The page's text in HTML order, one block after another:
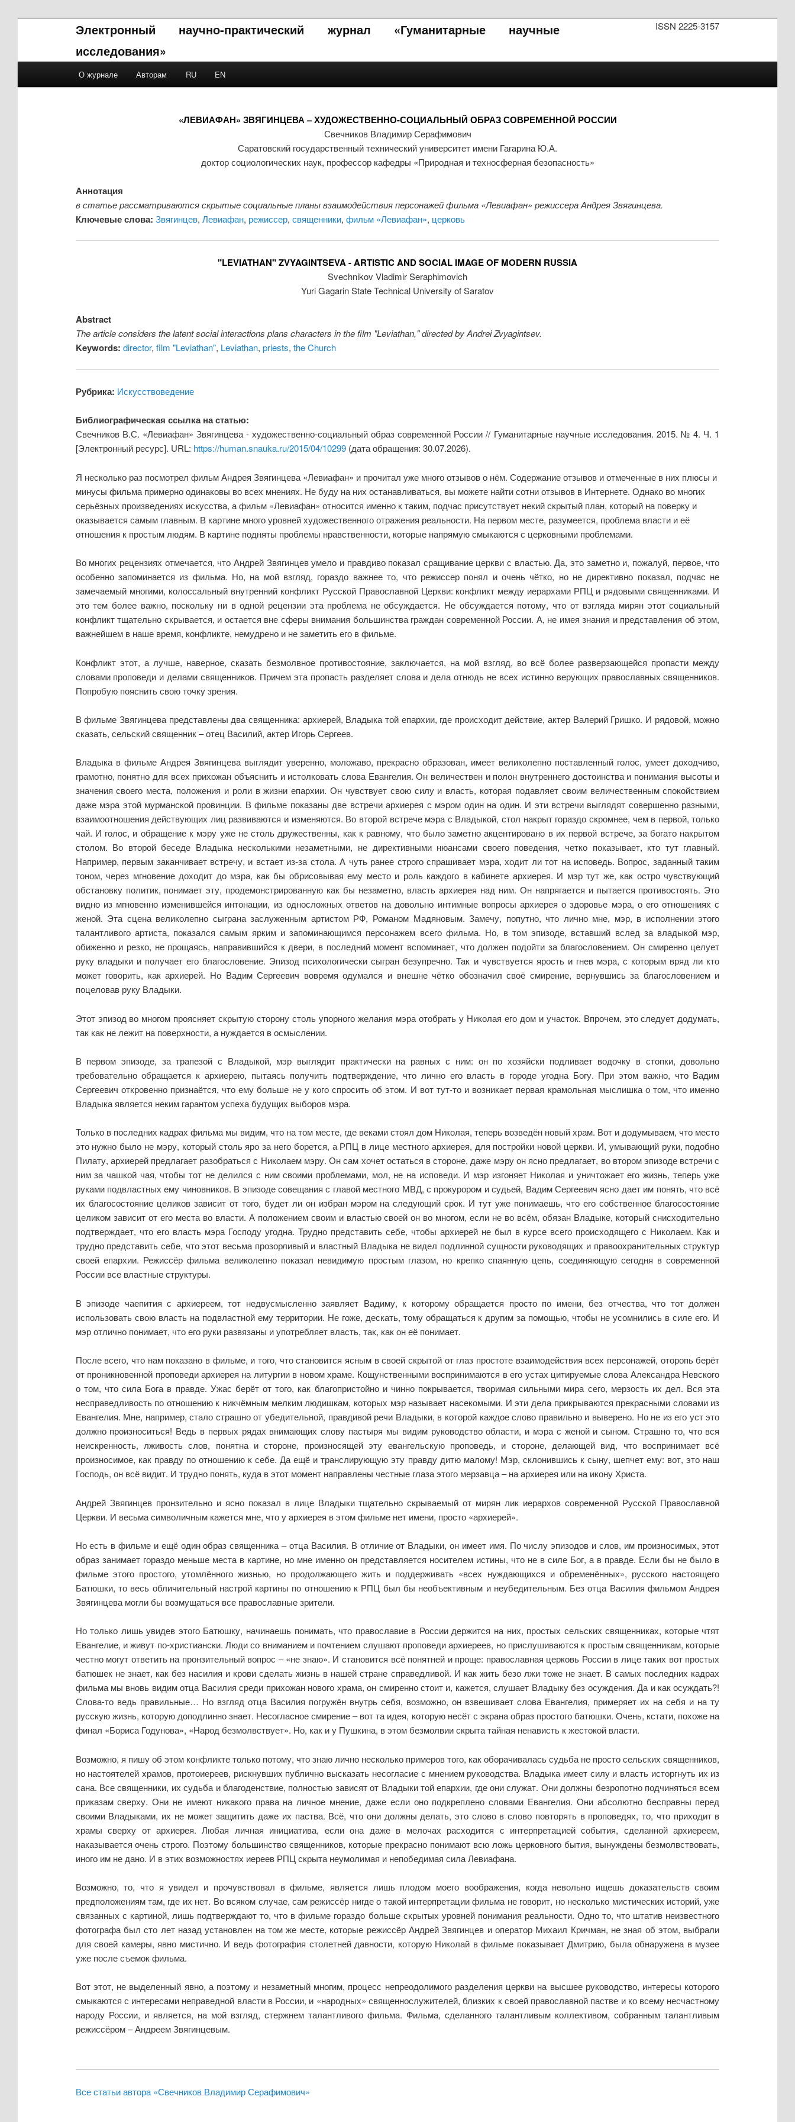
ISSN 2225-3157
Электронный научно-практический журнал «Гуманитарные научные
исследования»
Skip to primary content
Skip to secondary content
О журнале Авторам RU EN
«ЛЕВИАФАН» ЗВЯГИНЦЕВА – ХУДОЖЕСТВЕННО-СОЦИАЛЬНЫЙ ОБРАЗ СОВРЕМЕННОЙ РОССИИ
Свечников Владимир Серафимович
Саратовский государственный технический университет имени Гагарина Ю.А.
доктор социологических наук, профессор кафедры «Природная и техносферная безопасность»
Аннотация
в статье рассматриваются скрытые социальные планы взаимодействия персонажей фильма «Левиафан» режиссера Андрея Звягинцева.
Ключевые слова: Звягинцев, Левиафан, режиссер, священники, фильм «Левиафан», церковь
"LEVIATHAN" ZVYAGINTSEVA - ARTISTIC AND SOCIAL IMAGE OF MODERN RUSSIA
Svechnikov Vladimir Seraphimovich
Yuri Gagarin State Technical University of Saratov
Abstract
The article considers the latent social interactions plans characters in the film "Leviathan," directed by Andrei Zvyagintsev.
Keywords: director, film "Leviathan", Leviathan, priests, the Church
Рубрика: Искусствоведение
Библиографическая ссылка на статью:
Свечников В.С. «Левиафан» Звягинцева - художественно-социальный образ современной России // Гуманитарные научные исследования. 2015. № 4. Ч. 1
[Электронный ресурс]. URL: https://human.snauka.ru/2015/04/10299(дата обращения: 30.07.2026).
Я несколько раз посмотрел фильм Андрея Звягинцева «Левиафан» и прочитал уже много отзывов о нём. Содержание отзывов и отмеченные в них плюсы и
минусы фильма примерно одинаковы во всех мнениях. Не буду на них останавливаться, вы можете найти сотни отзывов в Интернете. Однако во многих
серьёзных произведениях искусства, а фильм «Левиафан» относится именно к таким, подчас присутствует некий скрытый план, который на поверку и
оказывается самым главным. В картине много уровней художественного отражения реальности. На первом месте, разумеется, проблема власти и её
отношения к простым людям. В картине подняты проблемы нравственности, которые напрямую смыкаются с церковными проблемами.
Во многих рецензиях отмечается, что Андрей Звягинцев умело и правдиво показал сращивание церкви с властью. Да, это заметно и, пожалуй, первое, что
особенно запоминается из фильма. Но, на мой взгляд, гораздо важнее то, что режиссер понял и очень чётко, но не директивно показал, подчас не
замечаемый многими, колоссальный внутренний конфликт Русской Православной Церкви: конфликт между иерархами РПЦ и рядовыми священниками. И
это тем более важно, поскольку ни в одной рецензии эта проблема не обсуждается. Не обсуждается потому, что от взгляда мирян этот социальный
конфликт тщательно скрывается, и остается вне сферы внимания большинства граждан современной России. А, не имея знания и представления об этом,
важнейшем в наше время, конфликте, немудрено и не заметить его в фильме.
Конфликт этот, а лучше, наверное, сказать безмолвное противостояние, заключается, на мой взгляд, во всё более разверзающейся пропасти между
словами проповеди и делами священников. Причем эта пропасть разделяет слова и дела отнюдь не всех истинно верующих православных священников.
Попробую пояснить свою точку зрения.
В фильме Звягинцева представлены два священника: архиерей, Владыка той епархии, где происходит действие, актер Валерий Гришко. И рядовой, можно
сказать, сельский священник – отец Василий, актер Игорь Сергеев.
Владыка в фильме Андрея Звягинцева выглядит уверенно, моложаво, прекрасно образован, имеет великолепно поставленный голос, умеет доходчиво,
грамотно, понятно для всех прихожан объяснить и истолковать слова Евангелия. Он величествен и полон внутреннего достоинства и понимания высоты и
значения своего места, положения и роли в жизни епархии. Он чувствует свою силу и власть, которая подавляет своим величественным спокойствием
даже мэра этой мурманской провинции. В фильме показаны две встречи архиерея с мэром один на один. И эти встречи выглядят совершенно разными,
взаимоотношения действующих лиц развиваются и изменяются. Во второй встрече мэра с Владыкой, стол накрыт гораздо скромнее, чем в первой, только
чай. И голос, и обращение к мэру уже не столь дружественны, как к равному, что было заметно акцентировано в их первой встрече, за богато накрытом
столом. Во второй беседе Владыка несколькими незаметными, не директивными нюансами своего поведения, четко показывает, кто тут главный.
Например, первым заканчивает встречу, и встает из-за стола. А чуть ранее строго спрашивает мэра, ходит ли тот на исповедь. Вопрос, заданный таким
тоном, через мгновение доходит до мэра, как бы обрисовывая ему место и роль каждого в кабинете архиерея. И мэр тут же, как остро чувствующий
обстановку политик, понимает эту, продемонстрированную как бы незаметно, власть архиерея над ним. Он напрягается и пытается противостоять. Это
видно из мгновенно изменившейся интонации, из односложных ответов на довольно интимные вопросы архиерея о здоровье мэра, о его отношениях с
женой. Эта сцена великолепно сыграна заслуженным артистом РФ, Романом Мадяновым. Замечу, попутно, что лично мне, мэр, в исполнении этого
талантливого артиста, показался самым ярким и запоминающимся персонажем всего фильма. Но, в том эпизоде, вставший вслед за владыкой мэр,
обиженно и резко, не прощаясь, направившийся к двери, в последний момент вспоминает, что должен подойти за благословением. Он смиренно целует
руку владыки и получает его благословение. Эпизод психологически сыгран безупречно. Так и чувствуется ярость и гнев мэра, с которым вряд ли кто
может говорить, как архиерей. Но Вадим Сергеевич вовремя одумался и внешне чётко обозначил своё смирение, вернувшись за благословением и
поцеловав руку Владыки.
Этот эпизод во многом проясняет скрытую сторону столь упорного желания мэра отобрать у Николая его дом и участок. Впрочем, это следует додумать,
так как не лежит на поверхности, а нуждается в осмыслении.
В первом эпизоде, за трапезой с Владыкой, мэр выглядит практически на равных с ним: он по хозяйски подливает водочку в стопки, довольно
требовательно обращается к архиерею, пытаясь получить подтверждение, что лично его власть в городе угодна Богу. При этом важно, что Вадим
Сергеевич откровенно признаётся, что ему больше не у кого спросить об этом. И вот тут-то и возникает первая крамольная мыслишка о том, что именно
Владыка является неким гарантом успеха будущих выборов мэра.
Только в последних кадрах фильма мы видим, что на том месте, где веками стоял дом Николая, теперь возведён новый храм. Вот и додумываем, что место
это нужно было не мэру, который столь яро за него борется, а РПЦ в лице местного архиерея, для постройки новой церкви. И, умывающий руки, подобно
Пилату, архиерей предлагает разобраться с Николаем мэру. Он сам хочет остаться в стороне, даже мэру он ясно предлагает, во втором эпизоде встречи с
ним за чашкой чая, чтобы тот не делился с ним своими проблемами, мол, не на исповеди. И мэр изгоняет Николая и уничтожает его жизнь, теперь уже
руками подвластных ему чиновников. В эпизоде совещания с главой местного МВД, с прокурором и судьей, Вадим Сергеевич ясно дает им понять, что всё
их благосостояние целиков зависит от того, будет ли он избран мэром на следующий срок. И тут уже понимаешь, что его собственное благосостояние
целиком зависит от его места во власти. А положением своим и властью своей он во многом, если не во всём, обязан Владыке, который снисходительно
подтверждает, что его власть мэра Господу угодна. Трудно представить себе, чтобы архиерей не был в курсе всего происходящего с Николаем. Как и
трудно представить себе, что этот весьма прозорливый и властный Владыка не видел подлинной сущности руководящих и правоохранительных структур
своей епархии. Режиссёр фильма великолепно показал невидимую простым глазом, но крепко спаянную цепь, соединяющую сегодня в современной
России все властные структуры.
В эпизоде чаепития с архиереем, тот недвусмысленно заявляет Вадиму, к которому обращается просто по имени, без отчества, что тот должен
использовать свою власть на подвластной ему территории. Не гоже, дескать, тому обращаться к другим за помощью, чтобы не усомнились в силе его. И
мэр отлично понимает, что его руки развязаны и употребляет власть, так, как он её понимает.
После всего, что нам показано в фильме, и того, что становится ясным в своей скрытой от глаз простоте взаимодействия всех персонажей, оторопь берёт
от проникновенной проповеди архиерея на литургии в новом храме. Кощунственными воспринимаются в его устах цитируемые слова Александра Невского
о том, что сила Бога в правде. Ужас берёт от того, как благопристойно и чинно покрывается, творимая сильными мира сего, мерзость их дел. Вся эта
несправедливость по отношению к никчёмным мелким людишкам, которых мэр называет насекомыми. И эти дела прикрываются прекрасными словами из
Евангелия. Мне, например, стало страшно от убедительной, правдивой речи Владыки, в которой каждое слово правильно и выверено. Но не из его уст это
должно произноситься! Ведь в первых рядах внимающих слову пастыря мы видим руководство области, и мэра с женой и сыном. Страшно то, что вся
неискренность, лживость слов, понятна и стороне, произносящей эту евангельскую проповедь, и стороне, делающей вид, что воспринимает всё
произносимое, как правду по отношению к себе. Да ещё и транслирующую эту правду дитю малому! Мэр, склонившись к сыну, шепчет ему: вот, это наш
Господь, он всё видит. И трудно понять, куда в этот момент направлены честные глаза этого мерзавца – на архиерея или на икону Христа.
Андрей Звягинцев пронзительно и ясно показал в лице Владыки тщательно скрываемый от мирян лик иерархов современной Русской Православной
Церкви. И весьма символичным кажется мне, что у архиерея в этом фильме нет имени, просто «архиерей».
Но есть в фильме и ещё один образ священника – отца Василия. В отличие от Владыки, он имеет имя. По числу эпизодов и слов, им произносимых, этот
образ занимает гораздо меньше места в картине, но мне именно он представляется носителем истины, что не в силе Бог, а в правде. Если бы не было в
фильме этого простого, утомлённого жизнью, но продолжающего жить и поддерживать «всех нуждающихся и обременённых», русского настоящего
Батюшки, то весь обличительный настрой картины по отношению к РПЦ был бы необъективным и неубедительным. Без отца Василия фильмом Андрея
Звягинцева могли бы возмущаться все православные зрители.
Но только лишь увидев этого Батюшку, начинаешь понимать, что православие в России держится на них, простых сельских священниках, которые чтят
Евангелие, и живут по-христиански. Люди со вниманием и почтением слушают проповеди архиереев, но прислушиваются к простым священникам, которые
честно могут ответить на пронзительный вопрос – «не знаю». И становится всё понятней и проще: православная церковь России в лице таких вот простых
батюшек не знает, как без насилия и крови сделать жизнь в нашей стране справедливой. И как жить безо лжи тоже не знает. В самых последних кадрах
фильма мы вновь видим отца Василия среди прихожан нового храма, он смиренно стоит и, кажется, слушает Владыку без осуждения. Да и как осуждать?!
Слова-то ведь правильные… Но взгляд отца Василия погружён внутрь себя, возможно, он взвешивает слова Евангелия, примеряет их на себя и на ту
русскую жизнь, которую доподлинно знает. Несогласное смирение – вот та идея, которую несёт с экрана образ простого батюшки. Очень, кстати, похоже на
финал «Бориса Годунова», «Народ безмолвствует». Но, как и у Пушкина, в этом безмолвии скрыта тайная ненависть к жестокой власти.
Возможно, я пишу об этом конфликте только потому, что знаю лично несколько примеров того, как оборачивалась судьба не просто сельских священников,
но настоятелей храмов, протоиереев, рискнувших публично высказать несогласие с мнением руководства. Владыка имеет силу и власть исторгнуть их из
сана. Все священники, их судьба и благоденствие, полностью зависят от Владыки той епархии, где они служат. Они должны безропотно подчиняться всем
приказам сверху. Они не имеют никакого права на личное мнение, даже если оно подкреплено словами Евангелия. Они абсолютно бесправны перед
своими Владыками, их не может защитить даже их паства. Всё, что они должны делать, это слово в слово повторять в проповедях, то, что приходит в
храмы сверху от архиерея. Любая личная инициатива, если она даже в мелочах расходится с интерпретацией события, сделанной архиереем,
наказывается очень строго. Поэтому большинство священников, которые прекрасно понимают всю ложь церковного бытия, вынуждены безмолвствовать,
иного им не дано. И в этих возможностях иереев РПЦ скрыта неумолимая и непобедимая сила Левиафана.
Возможно, то, что я увидел и прочувствовал в фильме, является лишь плодом моего воображения, когда невольно ищешь доказательств своим
предположениям там, где их нет. Во всяком случае, сам режиссёр нигде о такой интерпретации фильма не говорит, но несколько мистических историй, уже
связанных с картиной, лишь подтверждают то, что в фильме гораздо больше скрытых уровней понимания реальности. Одно то, что штатив неизвестного
фотографа был сто лет назад установлен на том же месте, которые режиссёр Андрей Звягинцев и оператор Михаил Кричман, не зная об этом, выбрали
для своей камеры, явно мистично. И ведь фотография столетней давности, которую Николай в фильме показывает Дмитрию, была обнаружена в музее
уже после съемок фильма.
Вот этот, не выделенный явно, а поэтому и незаметный многим, процесс непреодолимого разделения церкви на высшее руководство, интересы которого
смыкаются с интересами неправедной власти в России, и «народных» священнослужителей, близких к своей православной пастве и ко всему несчастному
народу России, и является, на мой взгляд, стержнем талантливого фильма. Фильма, сделанного талантливым коллективом, собранным талантливым
режиссёром – Андреем Звягинцевым.
Все статьи автора «Свечников Владимир Серафимович»